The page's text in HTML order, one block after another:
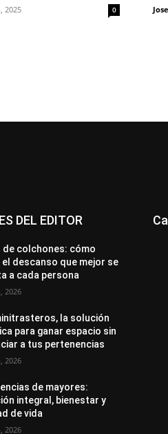
2025 0
DEL EDITOR
de colchones: cómo
el descanso que mejor se
a cada persona
2026
la solución
para ganar espacio sin
a tus pertenencias
2026
de mayores:
integral, bienestar y
de vida
2026